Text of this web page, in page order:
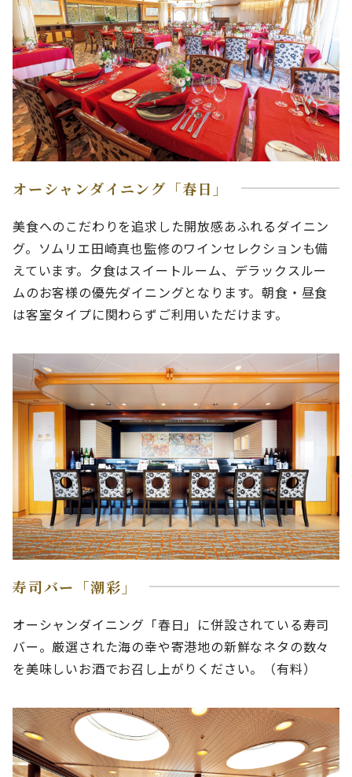
オーシャンダイニング「春日」
美食へのこだわりを追求した開放感あふれるダイニン
グ。ソムリエ田崎真也監修のワインセレクションも備
えています。夕食はスイートルーム、デラックスルー
ムのお客様の優先ダイニングとなります。朝食・昼食
は客室タイプに関わらずご利用いただけます。
寿司バー「潮彩」
オーシャンダイニング「春日」に併設されている寿司
バー。厳選された海の幸や寄港地の新鮮なネタの数々
を美味しいお酒でお召し上がりください。（有料）